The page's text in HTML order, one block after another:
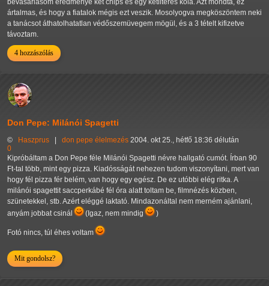
bevásárlásom eredménye két chips és egy kétliteres kóla. Azt mondta, ez
ártalmas, és hogy a fiatalok mégis ezt veszik. Mosolyogva megköszöntem neki
a tanácsot áthatolhatatlan védőszemüvegem mögül, és a 3 tételt kifizetve
távoztam.
4 hozzászólás
Don Pepe: Milánói Spagetti
© Haszprus don pepe élelmezés 2004. okt 25., hétfő 18:36 délután
0
Kipróbáltam a Don Pepe féle Milánói Spagetti névre hallgató cumót. Írban 90
Ft-tal több, mint egy pizza. Kiadósságát nehezen tudom viszonyítani, mert van
hogy fél pizza fér belém, van hogy egy egész. De ez utóbbi elég ritka. A
milánói spagettit saccperkábé fél óra alatt toltam be, filmnézés közben,
szünetekkel, stb. Azért eléggé laktató. Mindazonáltal nem merném ajánlani,
anyám jobbat csinál
(Igaz, nem mindig )
Fotó nincs, túl éhes voltam
Mit gondolsz?